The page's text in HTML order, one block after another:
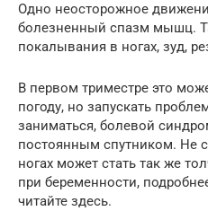
Одно неосторожное
болезненный спазм мышц.
покалывания в ногах, зуд,
В первом триместре это
погоду, но запускать
заниматься, болевой
постоянным спутником. Не
ногах может стать так же
при беременности,
читайте здесь.